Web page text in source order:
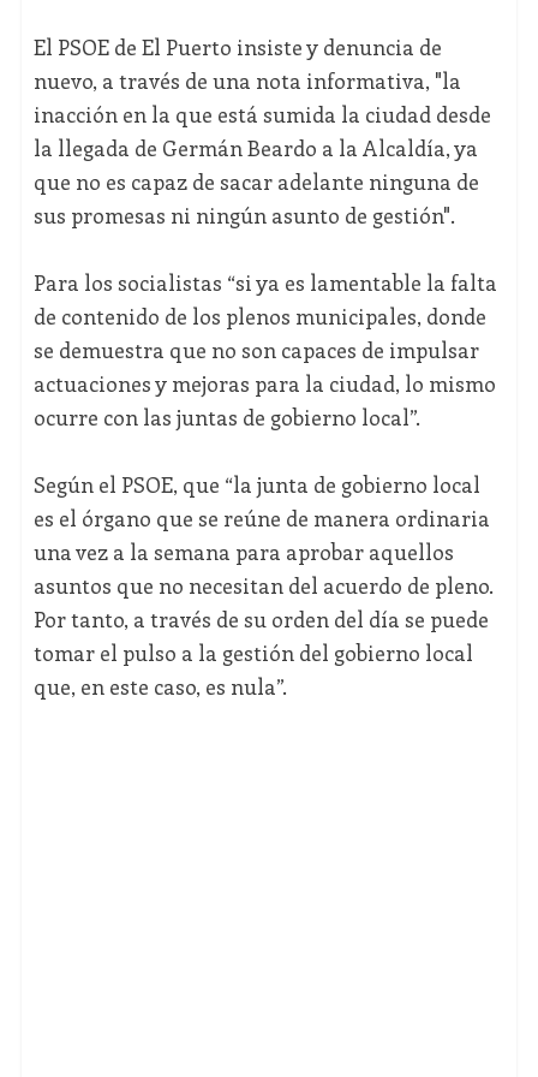
El PSOE de El Puerto insiste y denuncia de
nuevo, a través de una nota informativa, "la
inacción en la que está sumida la ciudad desde
la llegada de Germán Beardo a la Alcaldía, ya
que no es capaz de sacar adelante ninguna de
sus promesas ni ningún asunto de gestión".
Para los socialistas “si ya es lamentable la falta
de contenido de los plenos municipales, donde
se demuestra que no son capaces de impulsar
actuaciones y mejoras para la ciudad, lo mismo
ocurre con las juntas de gobierno local”.
Según el PSOE, que “la junta de gobierno local
es el órgano que se reúne de manera ordinaria
una vez a la semana para aprobar aquellos
asuntos que no necesitan del acuerdo de pleno.
Por tanto, a través de su orden del día se puede
tomar el pulso a la gestión del gobierno local
que, en este caso, es nula”.